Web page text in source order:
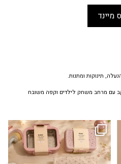
תינוקות ומתנות.
עם מרחב משחק לילדים וקפה משובח
✨ חוזרים למסגרת בסטייל! ✨
הקולקציה החדשה...
9 4